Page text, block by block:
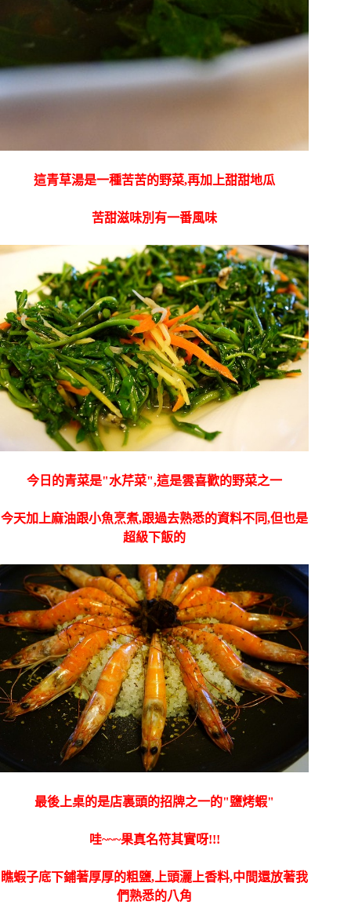
這青草湯是一種苦苦的野菜,再加上甜甜地瓜
苦甜滋味別有一番風味
今日的青菜是"水芹菜",這是雲喜歡的野菜之一
今天加上麻油跟小魚烹煮,跟過去熟悉的資料不同,但也是
超級下飯的
最後上桌的是店裏頭的招牌之一的"鹽烤蝦"
哇~~~果真名符其實呀!!!
瞧蝦子底下鋪著厚厚的粗鹽,上頭灑上香料,中間還放著我
們熟悉的八角